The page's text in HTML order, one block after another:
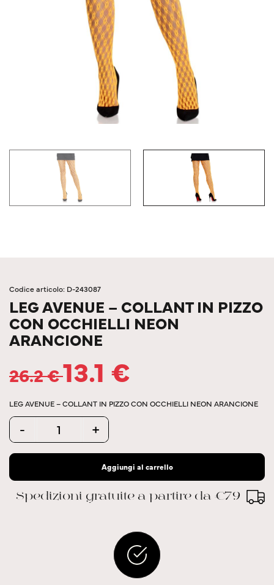
Codice articolo: D-243087
LEG AVENUE – COLLANT IN PIZZO
CON OCCHIELLI NEON
ARANCIONE
26.2€13.1 €
LEG AVENUE – COLLANT IN PIZZO CON OCCHIELLI NEON ARANCIONE
Quantity
- +
Aggiungi al carrello
Spedizioni gratuite a partire da €79